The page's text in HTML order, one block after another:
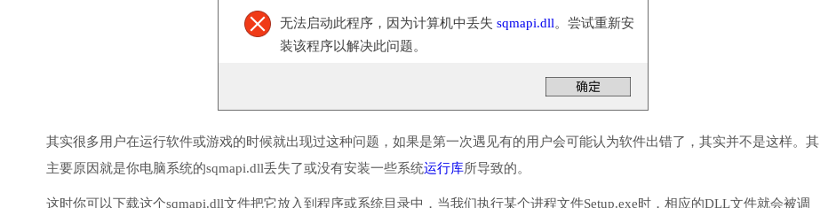
无法启动此程序，因为计算机中丢失 sqmapi.dll。尝试重新安
装该程序以解决此问题。
其实很多用户在运行软件或游戏的时候就出现过这种问题，如果是第一次遇见有的用户会可能认为软件出错了，其实并不是这样。其
主要原因就是你电脑系统的sqmapi.dll丢失了或没有安装一些系统运行库所导致的。
这时你可以下载这个sqmapi.dll文件把它放入到程序或系统目录中，当我们执行某个进程文件Setup.exe时，相应的DLL文件就会被调